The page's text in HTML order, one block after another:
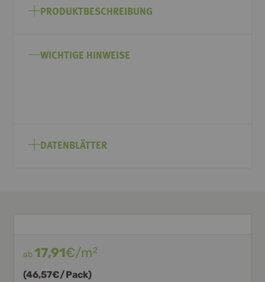
Anfang
springen
PRODUKTBESCHREIBUNG
WICHTIGE HINWEISE
DATENBLÄTTER
ab17,91€/m2
(46,57€/Pack)